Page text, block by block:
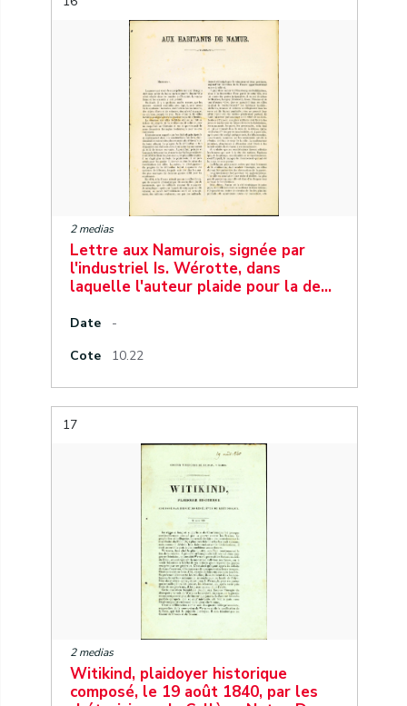
2 medias
Lettre aux Namurois, signée par
l'industriel Is. Wérotte, dans
laquelle l'auteur plaide pour la de…
Date
-
Cote
10.22
17
2 medias
Witikind, plaidoyer historique
composé, le 19 août 1840, par les